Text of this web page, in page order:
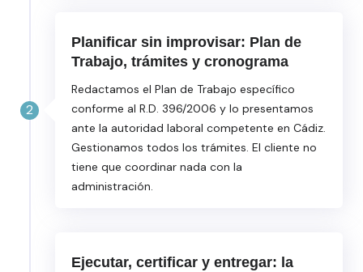
Planificar sin improvisar: Plan de
Trabajo, trámites y cronograma
Redactamos el Plan de Trabajo específico
conforme al R.D. 396/2006 y lo presentamos
ante la autoridad laboral competente en Cádiz.
Gestionamos todos los trámites. El cliente no
tiene que coordinar nada con la
administración.
2
Ejecutar, certificar y entregar: la